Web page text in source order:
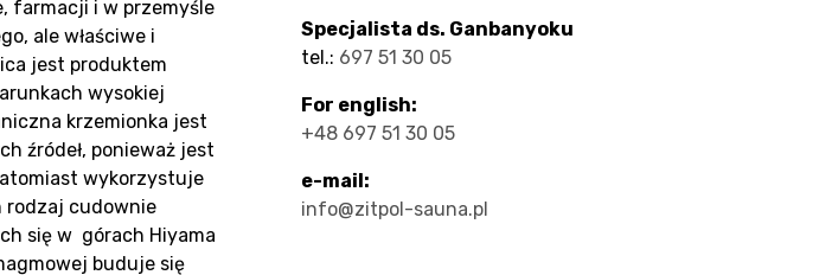
farmacji i w przemyśle
ale właściwe i
jest produktem
wysokiej
krzemionka jest
źródeł, ponieważ jest
wykorzystuje
rodzaj cudownie
się w górach Hiyama
buduje się
Specjalista ds. Ganbanyoku
tel.: 697 51 30 05
For english:
+48 697 51 30 05
e-mail:
info@zitpol-sauna.pl